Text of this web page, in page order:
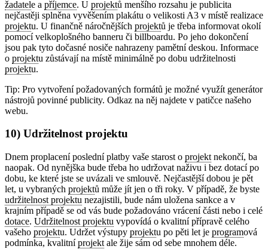
žadatele a příjemce. U projektů menšího rozsahu je publicita
nejčastěji splněna vyvěšením plakátu o velikosti A3 v místě realizace
projektu. U finančně náročnějších projektů je třeba informovat okolí
pomocí velkoplošného banneru či billboardu. Po jeho dokončení
jsou pak tyto dočasné nosiče nahrazeny pamětní deskou. Informace
o projektu zůstávají na místě minimálně po dobu udržitelnosti
projektu.
Tip: Pro vytvoření požadovaných formátů je možné využít generátor
nástrojů povinné publicity. Odkaz na něj najdete v patičce našeho
webu.
10) Udržitelnost projektu
Dnem proplacení poslední platby vaše starost o projekt nekončí, ba
naopak. Od nynějška bude třeba ho udržovat naživu i bez dotací po
dobu, ke které jste se uvázali ve smlouvě. Nejčastější dobou je pět
let, u vybraných projektů může jít jen o tři roky. V případě, že byste
udržitelnost projektu nezajistili, bude nám uložena sankce a v
krajním případě se od vás bude požadováno vrácení části nebo i celé
dotace. Udržitelnost projektu vypovídá o kvalitní přípravě celého
vašeho projektu. Udržet výstupy projektu po pěti let je programová
podmínka, kvalitníprojekt ale žije sám od sebe mnohem déle.